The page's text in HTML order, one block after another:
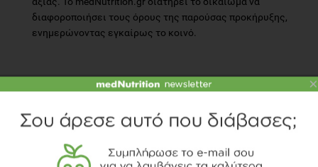
διαφοροποιήσει τους όρους της παρούσας προκήρυξης,
ενημερώνοντας εγκαίρως το κοινό.
TOPICS
×